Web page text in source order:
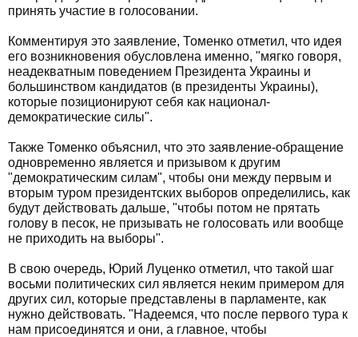
принять участие в голосовании.
Комментируя это заявление, Томенко отметил, что идея
его возникновения обусловлена именно, "мягко говоря,
неадекватным поведением Президента Украины и
большинством кандидатов (в президенты Украины),
которые позиционируют себя как национал-
демократические силы".
Также Томенко объяснил, что это заявление-обращение
одновременно является и призывом к другим
"демократическим силам", чтобы они между первым и
вторым туром президентских выборов определились, как
будут действовать дальше, "чтобы потом не прятать
голову в песок, не призывать не голосовать или вообще
не приходить на выборы".
В свою очередь, Юрий Луценко отметил, что такой шаг
восьми политических сил является неким примером для
других сил, которые представлены в парламенте, как
нужно действовать. "Надеемся, что после первого тура к
нам присоединятся и они, а главное, чтобы